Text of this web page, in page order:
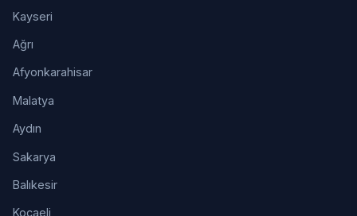
Kayseri
Ağrı
Afyonkarahisar
Malatya
Aydın
Sakarya
Balıkesir
Kocaeli